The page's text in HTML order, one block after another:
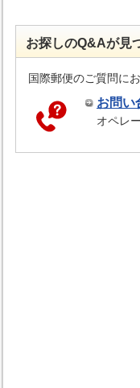
お探しのQ&Aが見
国際郵便のご質問に
お問い
オペレ